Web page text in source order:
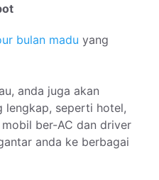
bulan madu yang
anda juga akan
lengkap, seperti hotel,
ber-AC dan driver
anda ke berbagai